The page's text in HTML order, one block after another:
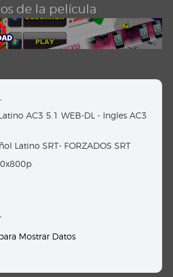
de la película
AC3 5.1 WEB-DL - Ingles AC3
Latino SRT- FORZADOS SRT
Mostrar Datos